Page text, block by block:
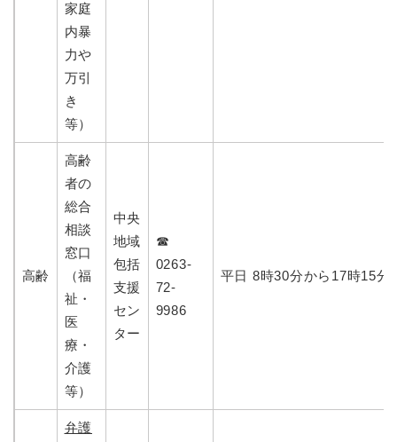
家庭
内暴
力や
万引
き
等）
高齢
高齢
者の
総合
相談
窓口
（福
祉・
医
療・
介護
等）
中央
地域
包括
支援
セン
ター
☎
0263-
72-
9986
平日 8時30分から17時15分
弁護